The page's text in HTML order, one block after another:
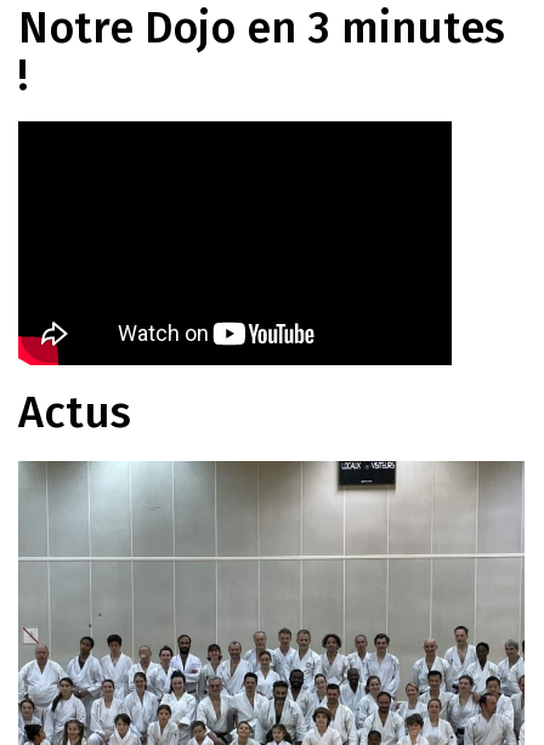
Notre Dojo en 3 minutes
!
Actus